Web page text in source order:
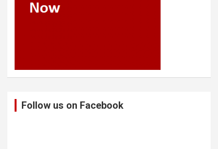
Follow us on Facebook